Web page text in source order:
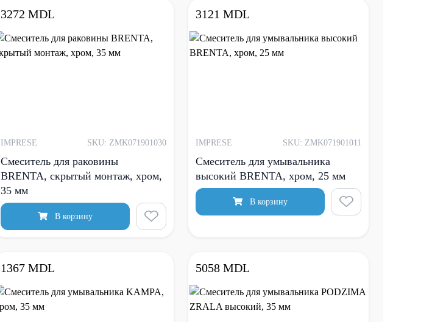
3272 MDL
IMPRESE SKU: ZMK071901030
Смеситель для раковины
BRENTA, скрытый монтаж, хром,
35 ​​мм
В корзину
3121 MDL
IMPRESE SKU: ZMK071901011
Cмеситель для умывальника
высокий BRENTA, хром, 25 мм
В корзину
1367 MDL 5058 MDL